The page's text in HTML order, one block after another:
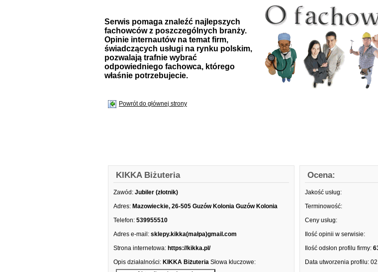
Serwis pomaga znaleźć najlepszych
fachowców z poszczególnych branży.
Opinie internautów na temat firm,
świadczących usługi na rynku polskim,
pozwalają trafnie wybrać
odpowiedniego fachowca, którego
właśnie potrzebujecie.
Powrót do głównej strony
KIKKA Biżuteria
Zawód: Jubiler (złotnik)
Adres: Mazowieckie, 26-505 Guzów Kolonia Guzów Kolonia
Telefon: 539955510
Adres e-mail: sklepy.kikka(małpa)gmail.com
Strona internetowa: https://kikka.pl/
Opis działalności: KIKKA Biżuteria Słowa kluczowe:
Ocena:
Jakość usług:
Terminowość:
Ceny usług:
Ilość opinii w serwisie:
Ilość odsłon profilu firmy:
Data utworzenia profilu: